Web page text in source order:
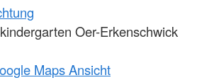
Oer-Erkenschwick
Maps Ansicht